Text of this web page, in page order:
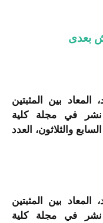
بعدی
بین المثبتین
نشر في مجلة کلیة
والثلاثون، العدد
بین المثبتین
نشر في مجلة کلیة